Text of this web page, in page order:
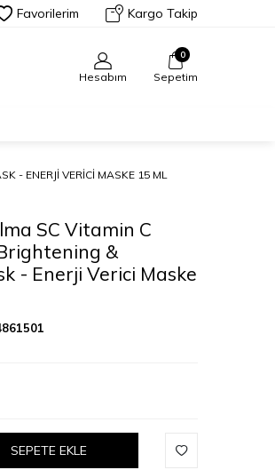
Favorilerim Kargo Takip
Hesabım
0
Sepetim
- ENERJI VERICI MASKE 15 ML
SC Vitamin C
&
- Enerji Verici Maske
SEPETE EKLE